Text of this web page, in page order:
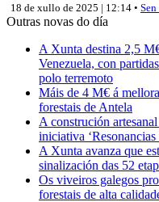
18 de xullo de 2025 | 12:14 •
Outras novas do día
A Xunta destina 2,5
Venezuela, con
polo terremoto
Máis de 4 M€ á
forestais de Antela
A construción
iniciativa ‘Resonancias
A Xunta avanza que
sinalización das 52
Os viveiros galegos
forestais de alta